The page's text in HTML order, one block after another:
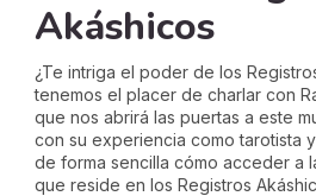
Akáshicos
¿Te intriga el poder de los
tenemos el placer de charlar con
que nos abrirá las puertas a este
con su experiencia como tarotista
de forma sencilla cómo acceder a
que reside en los Registros